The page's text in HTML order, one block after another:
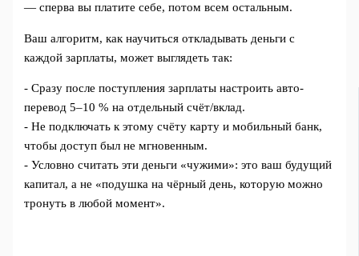
— сперва вы платите себе, потом всем остальным.
Ваш алгоритм, как научиться откладывать деньги с
каждой зарплаты, может выглядеть так:
- Сразу после поступления зарплаты настроить авто-
перевод 5–10 % на отдельный счёт/вклад.
- Не подключать к этому счёту карту и мобильный банк,
чтобы доступ был не мгновенным.
- Условно считать эти деньги «чужими»: это ваш будущий
капитал, а не «подушка на чёрный день, которую можно
тронуть в любой момент».